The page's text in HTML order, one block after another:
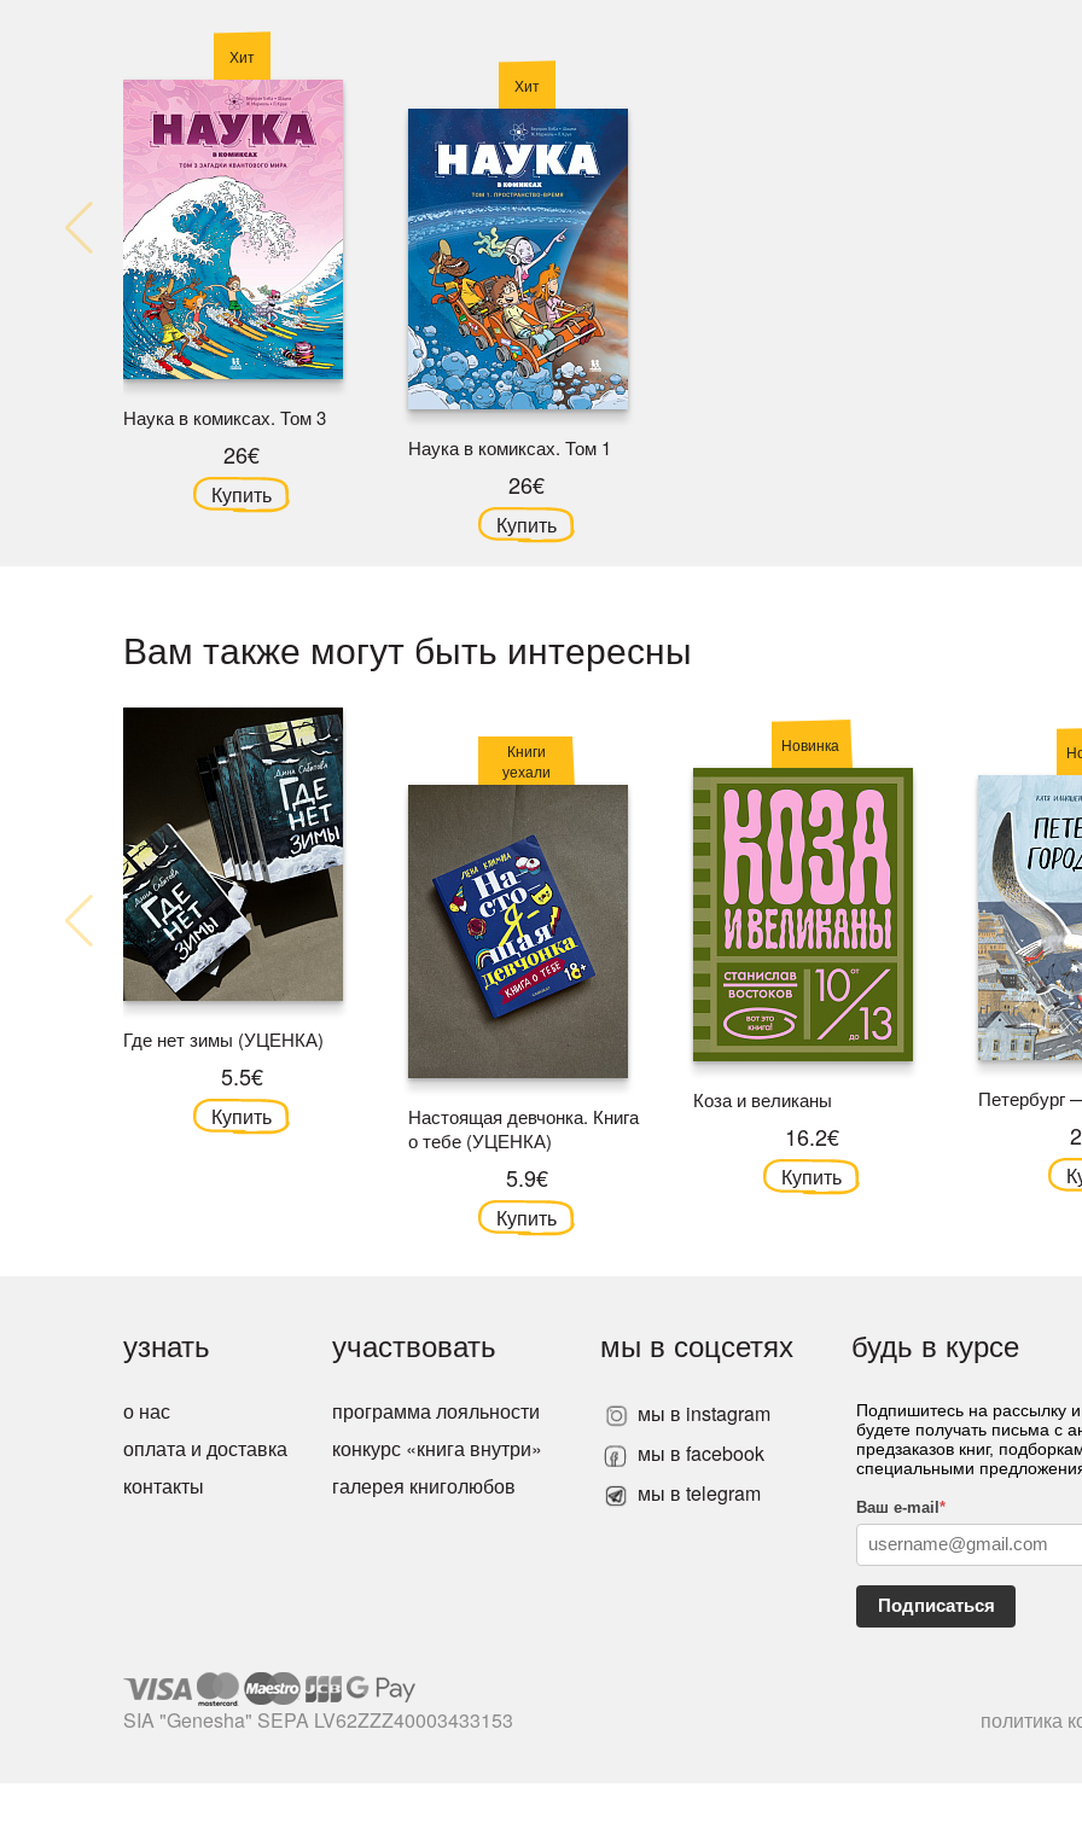
Хит
Наука в комиксах. Том 3
26€
Купить
Хит
Наука в комиксах. Том 1
26€
Купить
Вам также могут быть интересны
Где нет зимы (УЦЕНКА)
5.5€
Купить
Книги
уехали
Настоящая девчонка. Книга
о тебе (УЦЕНКА)
5.9€
Купить
Новинка
Коза и великаны
16.2€
Купить
Петербург
узнать
о нас
оплата и доставка
контакты
участвовать
программа лояльности
конкурс «книга внутри»
галерея книголюбов
мы в соцсетях
мы в instagram
мы в facebook
мы в telegram
будь в курсе
Подпишитесь на рассылку
будете получать письма с
предзаказов книг,
специальными
Ваш e-mail *
Подписаться
SIA "Genesha" SEPA LV62ZZZ40003433153 политика